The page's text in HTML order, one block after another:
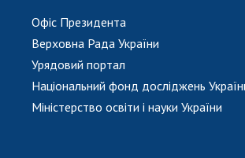
КАБІНЕТ
Офіс Президента
Верховна Рада України
Урядовий портал
Національний фонд досліджень
Міністерство освіти і науки України